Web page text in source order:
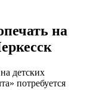
на
детских
потребуется